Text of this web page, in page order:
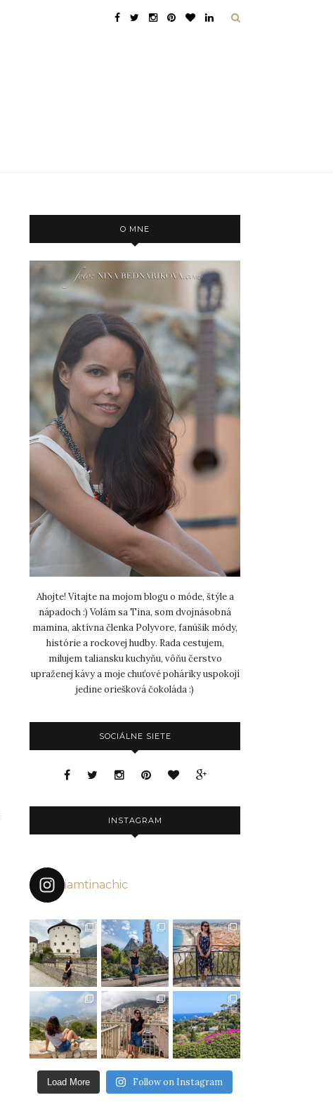
O MNE
Ahojte! Vitajte na mojom blogu o móde, štýle a
nápadoch :) Volám sa Tina, som dvojnásobná
mamina, aktívna členka Polyvore, fanúšik módy,
histórie a rockovej hudby. Rada cestujem,
milujem taliansku kuchyňu, vôňu čerstvo
upraženej kávy a moje chuťové poháriky uspokojí
jedine oriešková čokoláda :)
SOCIÁLNE SIETE
INSTAGRAM
iamtinachic
Load More Follow on Instagram